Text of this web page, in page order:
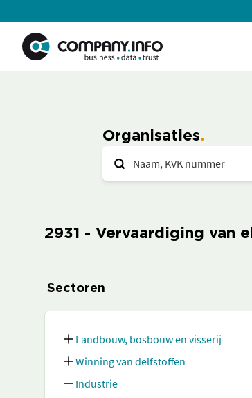
Organisaties
2931 - Vervaardiging van
Sectoren
Landbouw, bosbouw en visserij
Winning van delfstoffen
Industrie